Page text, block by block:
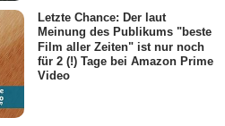
Letzte Chance: Der laut
Meinung des Publikums "beste
Film aller Zeiten" ist nur noch
für 2 (!) Tage bei Amazon Prime
Video